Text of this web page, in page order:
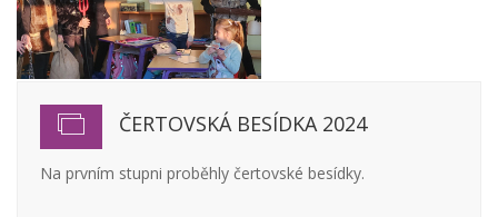
ČERTOVSKÁ BESÍDKA 2024
Na prvním stupni proběhly čertovské besídky.